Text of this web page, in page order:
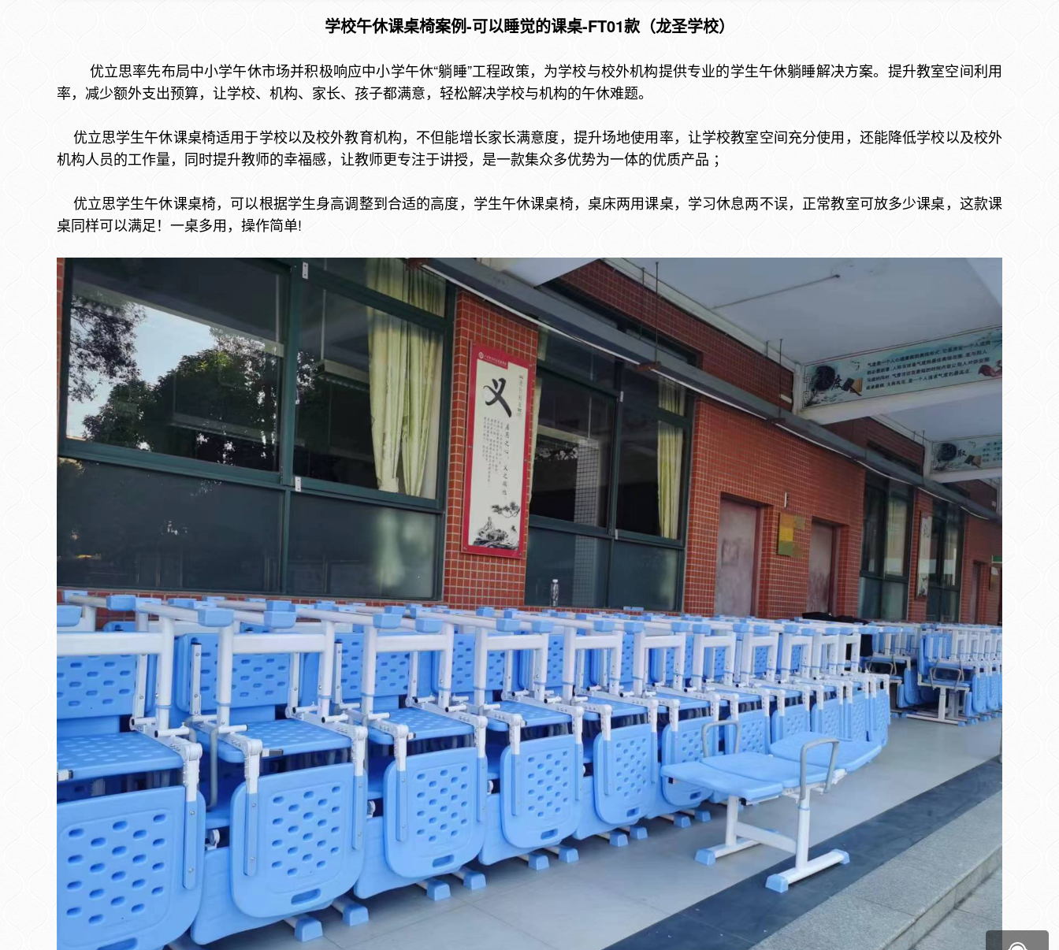
学校午休课桌椅案例-可以睡觉的课桌-FT01款（龙圣学校）
优立思率先布局中小学午休市场并积极响应中小学午休“躺睡”工程政策，为学校与校外机构提供专业的学生午休躺睡解决方案。提升教室空间利用
率，减少额外支出预算，让学校、机构、家长、孩子都满意，轻松解决学校与机构的午休难题。
优立思学生午休课桌椅适用于学校以及校外教育机构，不但能增长家长满意度，提升场地使用率，让学校教室空间充分使用，还能降低学校以及校外
机构人员的工作量，同时提升教师的幸福感，让教师更专注于讲授，是一款集众多优势为一体的优质产品 ；
优立思学生午休课桌椅，可以根据学生身高调整到合适的高度，学生午休课桌椅，桌床两用课桌，学习休息两不误，正常教室可放多少课桌，这款课
桌同样可以满足！一桌多用，操作简单!